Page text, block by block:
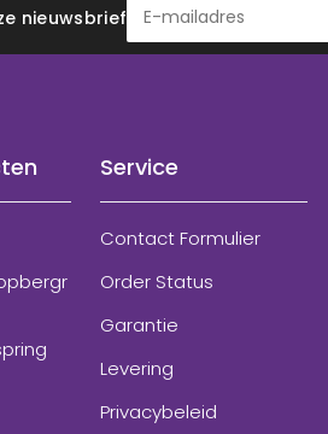
nieuwsbrief
Service
Contact Formulier
Order Status
Garantie
Levering
Privacybeleid